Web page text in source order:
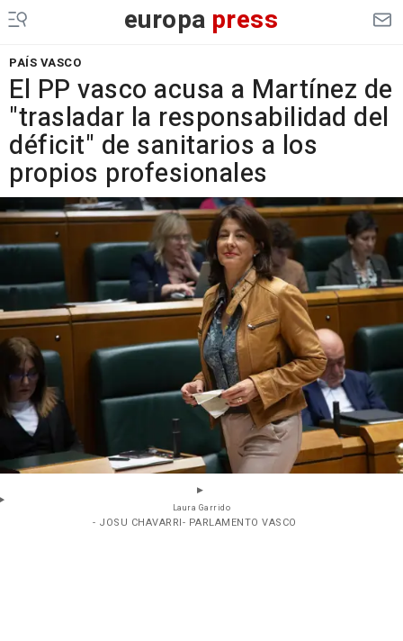
europa press
PAÍS VASCO
El PP vasco acusa a Martínez de
"trasladar la responsabilidad del
déficit" de sanitarios a los
propios profesionales
Laura Garrido
- JOSU CHAVARRI- PARLAMENTO VASCO